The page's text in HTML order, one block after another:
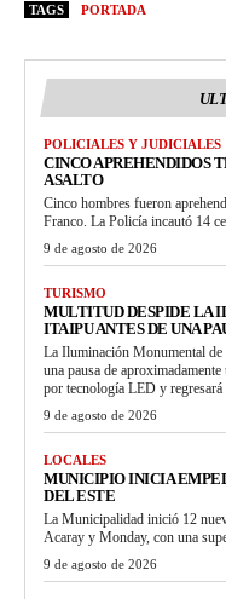
TAGS PORTADA
POLICIALES Y JUDICIALES
CINCO APREHENDIDOS
ASALTO
Cinco hombres fueron
Franco. La Policía incautó 14
9 de agosto de 2026
TURISMO
MULTITUD DESPIDE LA
ITAIPU ANTES DE UNA
La Iluminación Monumental
una pausa de
por tecnología LED y regresará
9 de agosto de 2026
LOCALES
MUNICIPIO INICIA
DEL ESTE
La Municipalidad inició 12
Acaray y Monday, con una
9 de agosto de 2026